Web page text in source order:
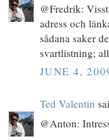
@Fredrik:
adress och
sådana saker
svartlistning;
JUNE 4,
Ted Valentin
@Anton: